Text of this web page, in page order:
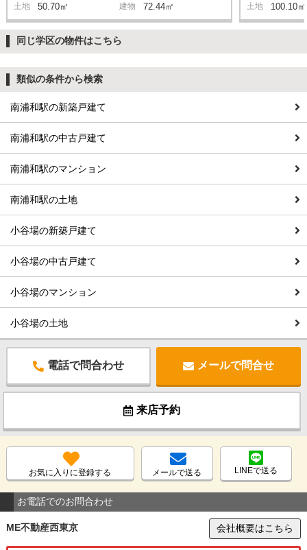
土地 50.70㎡ 建物 72.44㎡ 土地 100.10㎡
同じ学区の物件はこちら
類似の条件から検索
南浦和駅の新築戸建て
南浦和駅の中古戸建て
南浦和駅のマンション
南浦和駅の土地
小谷場の新築戸建て
小谷場の中古戸建て
小谷場のマンション
小谷場の土地
電話で問合わせ メールで問合せ
来店予約
お気に入りに登録する メールで送る LINEで送る
お電話でのお問合わせ
ME不動産西東京 会社概要はこちら